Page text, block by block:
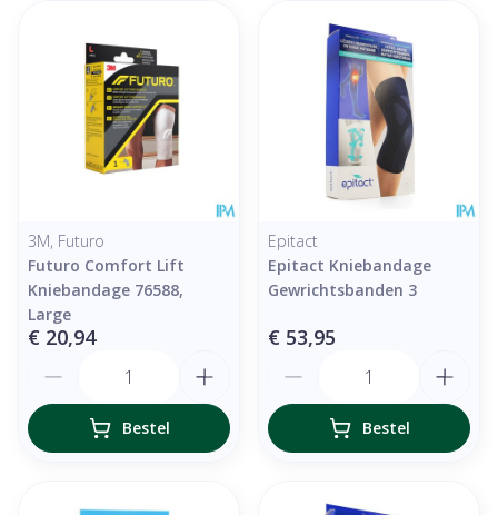
3M, Futuro
Futuro Comfort Lift
Kniebandage 76588,
Large
€ 20,94
Bestel
Epitact
Epitact Kniebandage
Gewrichtsbanden 3
€ 53,95
Bestel